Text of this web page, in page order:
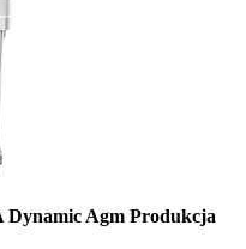
Agm Produkcja